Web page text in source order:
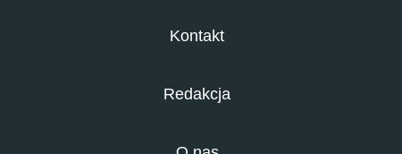
Kontakt
Redakcja